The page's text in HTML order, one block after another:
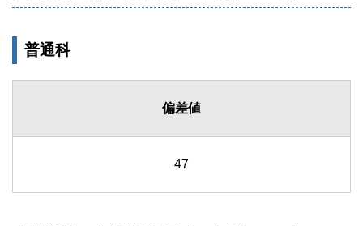
普通科
偏差値
47